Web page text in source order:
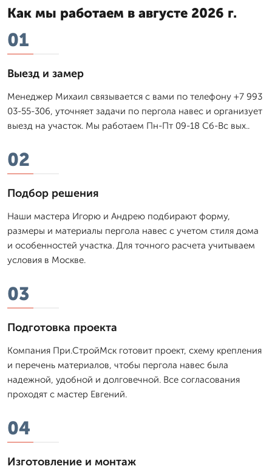
Как мы работаем в августе 2026 г.
01
Выезд и замер
Менеджер Михаил связывается с вами по телефону +7 993
03-55-306, уточняет задачи по пергола навес и организует
выезд на участок. Мы работаем Пн-Пт 09-18 Сб-Вс вых..
02
Подбор решения
Наши мастера Игорю и Андрею подбирают форму,
размеры и материалы пергола навес с учетом стиля дома
и особенностей участка. Для точного расчета учитываем
условия в Москве.
03
Подготовка проекта
Компания При.СтройМск готовит проект, схему крепления
и перечень материалов, чтобы пергола навес была
надежной, удобной и долговечной. Все согласования
проходят с мастер Евгений.
04
Изготовление и монтаж